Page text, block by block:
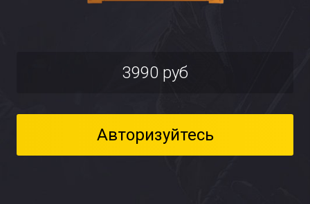
3990 руб
Авторизуйтесь